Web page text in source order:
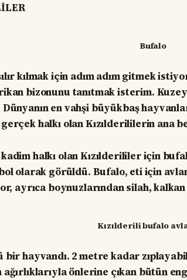
Bufalo
kılmak için adım adım gitmek
bizonunu tanıtmak isterim.
en vahşi büyükbaş
gerçek halkı olan Kızılderililerin ana
kadim halkı olan Kızılderililer için
olarak görüldü. Bufalo, eti için
ayrıca boynuzlarından silah,
Kızılderili bufalo
hayvandı. 2 metre kadar
önlerine çıkan bütün